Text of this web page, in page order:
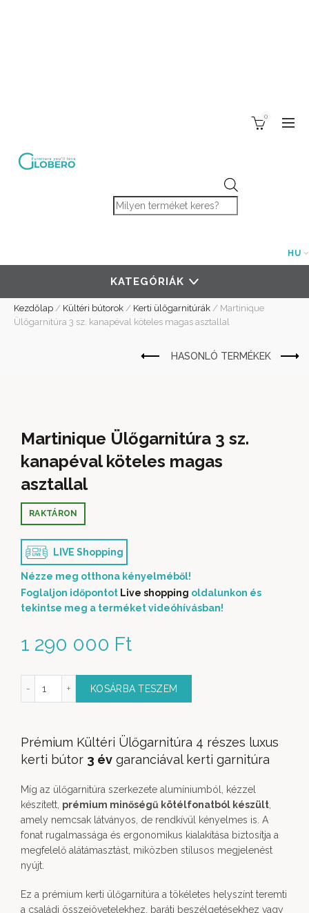
Products search
0
HU
KATEGÓRIÁK
Kezdőlap / Kültéri bútorok / Kerti ülőgarnitúrák / Martinique
Ülőgarnitúra 3 sz. kanapéval köteles magas asztallal
Martinique Ülőgarnitúra 3 sz.
kanapéval köteles magas
asztallal
1 290 000 Ft
RAKTÁRON
LIVE Shopping
Nézze meg otthona kényelméből!
Foglaljon időpontot Live shopping oldalunkon és
tekintse meg a terméket videóhívásban!
3 sz. kanapéval köteles magas asztallal mennyiség
KOSÁRBA TESZEM
Prémium Kültéri Ülőgarnitúra 4 részes luxus
kerti bútor 3 év garanciával kerti garnitúra
Míg az ülőgarnitúra szerkezete alumíniumból, kézzel
készített, prémium minőségű kötélfonatból készült
amely nemcsak látványos, de rendkívül kényelmes is. A
fonat rugalmassága és ergonomikus kialakítása biztosítja a
megfelelő alátámasztást, miközben stílusos megjelenést
nyújt.
Ez a prémium kerti ülőgarnitúra a tökéletes helyszínt teremti
a családi összejövetelekhez, baráti beszélgetésekhez vagy